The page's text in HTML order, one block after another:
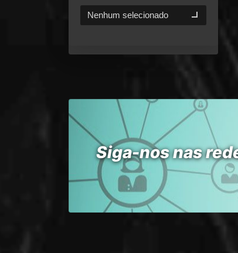
Nenhum selecionado
Siga-nos nas